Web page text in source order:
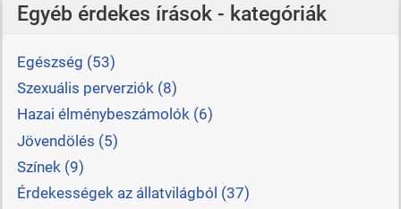
Egyéb érdekes írások - kategóriák
Egészség (53)
Szexuális perverziók (8)
Hazai élménybeszámolók (6)
Jövendölés (5)
Színek (9)
Érdekességek az állatvilágból (37)